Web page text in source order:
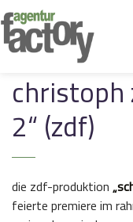
christoph
2“ (zdf)
die zdf-produktion
feierte premiere im